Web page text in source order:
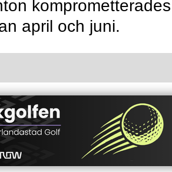
komprometterades
april och juni.